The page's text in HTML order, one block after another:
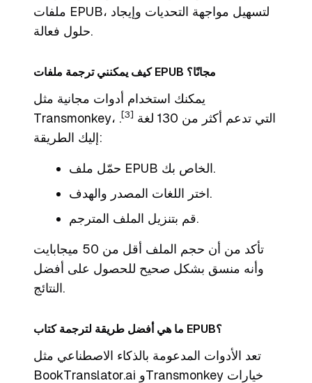
ملفات EPUB، لتسهيل مواجهة التحديات وإيجاد
حلول فعالة.
كيف يمكنني ترجمة ملفات EPUB مجانًا؟
يمكنك استخدام أدوات مجانية مثل
Transmonkey، التي تدعم أكثر من 130 لغة
[3]
.
إليك الطريقة:
حمّل ملف EPUB الخاص بك.
اختر اللغات المصدر والهدف.
قم بتنزيل الملف المترجم.
تأكد من أن حجم الملف أقل من 50 ميجابايت
وأنه منسق بشكل صحيح للحصول على أفضل
النتائج.
ما هي أفضل طريقة لترجمة كتاب EPUB؟
تعد الأدوات المدعومة بالذكاء الاصطناعي مثل
BookTranslator.ai وTransmonkey خيارات